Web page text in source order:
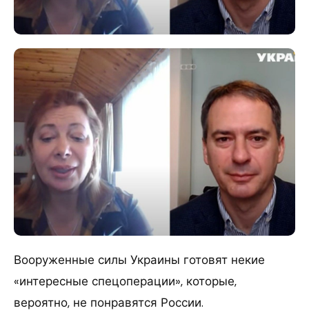
Вооруженные силы Украины готовят некие
«интересные спецоперации», которые,
вероятно, не понравятся России.